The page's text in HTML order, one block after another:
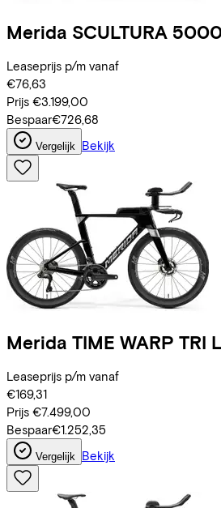
Merida SCULTURA
Leaseprijs p/m vanaf
€76,63
Prijs €3.199,00
Bespaar€726,68
Vergelijk Bekijk
Merida TIME WARP TRI
Leaseprijs p/m vanaf
€169,31
Prijs €7.499,00
Bespaar€1.252,35
Vergelijk Bekijk